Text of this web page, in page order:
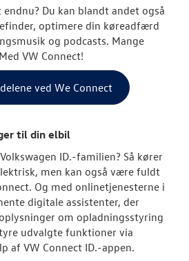
Hjulskifte
SKADECENTER
TILBEHØR
Du kan blandt andet også
optimere din køreadfærd
og podcasts. Mange
VW Connect!
ved We Connect
til din elbil
ID.-familien? Så kører
men kan også være fuldt
Og med onlinetjenesterne i
digitale assistenter, der
om opladningsstyring
udvalgte funktioner via
af VW Connect ID.-appen.